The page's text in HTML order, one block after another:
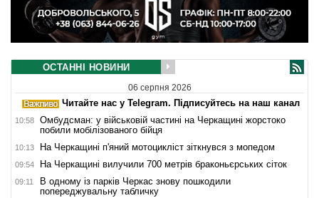
ОСТАННІ НОВИНИ
06 серпня 2026
Читайте нас у Telegram. Підписуйтесь на наш канал
10:58
Омбудсман: у військовій частині на Черкащині жорстоко
побили мобілізованого бійця
10:13 На Черкащині п'яний мотоцикліст зіткнувся з мопедом
09:54 На Черкащині вилучили 700 метрів браконьєрських сіток
09:11
В одному із парків Черкас знову пошкодили
попереджувальну табличку